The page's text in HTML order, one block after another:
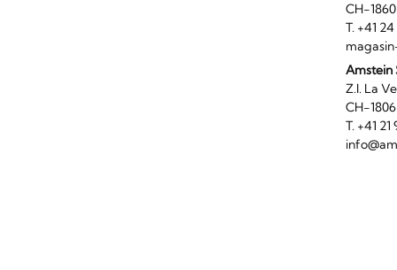
CH-
T. +41
Amstein
Z.I.
CH-
T. +41